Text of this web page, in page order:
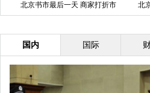
北京书市最后一天 商家打折市
民“捡漏”
北
国内 国际